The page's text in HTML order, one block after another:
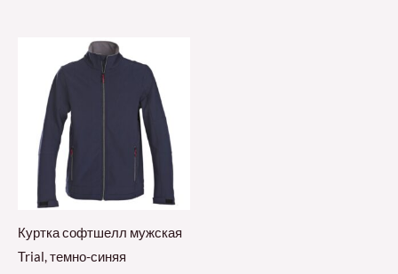
Куртка софтшелл мужская
Trial, темно-синяя